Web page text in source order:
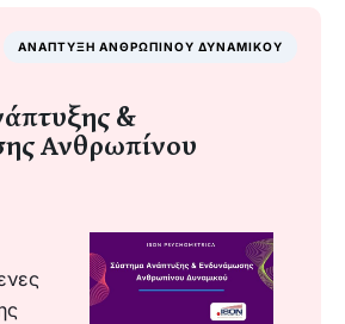
ΑΝΑΠΤΥΞΗ ΑΝΘΡΩΠΙΝΟΥ ΔΥΝΑΜΙΚΟΥ
&
Ανθρωπίνου